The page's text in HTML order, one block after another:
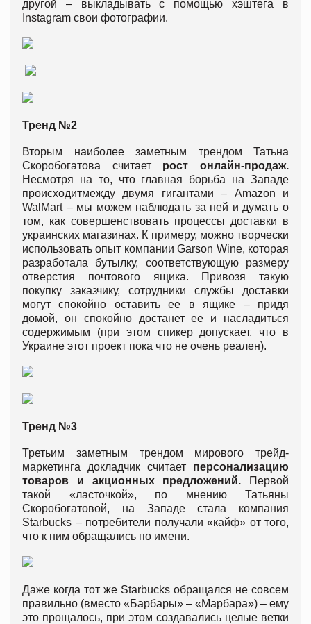
другой – выкладывать с помощью хэштега в
Instagram свои фотографии.
Тренд №2
Вторым наиболее заметным трендом Татьна
Скоробогатова считаетрост онлайн-продаж.
Несмотря на то, что главная борьба на Западе
происходитмежду двумя гигантами – Amazon и
WalMart – мы можем наблюдать за ней и думать о
том, как совершенствовать процессы доставки в
украинских магазинах. К примеру, можно творчески
использовать опыт компании Garson Wine, которая
разработала бутылку, соответствующую размеру
отверстия почтового ящика. Привозя такую
покупку заказчику, сотрудники службы доставки
могут спокойно оставить ее в ящике – придя
домой, он спокойно достанет ее и насладиться
содержимым (при этом спикер допускает, что в
Украине этот проект пока что не очень реален).
Тренд №3
Третьим заметным трендом мирового трейд-
маркетинга докладчик считает персонализацию
товаров и акционных предложений.
Первой
такой «ласточкой», по мнению Татьяны
Скоробогатовой, на Западе стала компания
Starbucks – потребители получали «кайф» от того,
что к ним обращались по имени.
Даже когда тот же Starbucks обращался не совсем
правильно (вместо «Барбары» – «Марбара») – ему
это прощалось, при этом создавались целые ветки